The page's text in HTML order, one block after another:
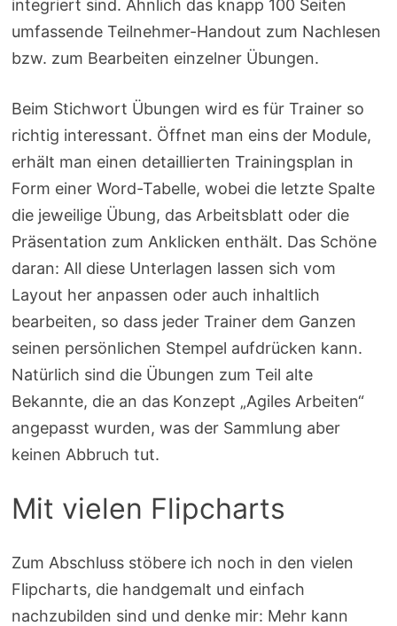
integriert sind. Ähnlich das knapp 100 Seiten
umfassende Teilnehmer-Handout zum Nachlesen
bzw. zum Bearbeiten einzelner Übungen.
Beim Stichwort Übungen wird es für Trainer so
richtig interessant. Öffnet man eins der Module,
erhält man einen detaillierten Trainingsplan in
Form einer Word-Tabelle, wobei die letzte Spalte
die jeweilige Übung, das Arbeitsblatt oder die
Präsentation zum Anklicken enthält. Das Schöne
daran: All diese Unterlagen lassen sich vom
Layout her anpassen oder auch inhaltlich
bearbeiten, so dass jeder Trainer dem Ganzen
seinen persönlichen Stempel aufdrücken kann.
Natürlich sind die Übungen zum Teil alte
Bekannte, die an das Konzept „Agiles Arbeiten“
angepasst wurden, was der Sammlung aber
keinen Abbruch tut.
Mit vielen Flipcharts
Zum Abschluss stöbere ich noch in den vielen
Flipcharts, die handgemalt und einfach
nachzubilden sind und denke mir: Mehr kann